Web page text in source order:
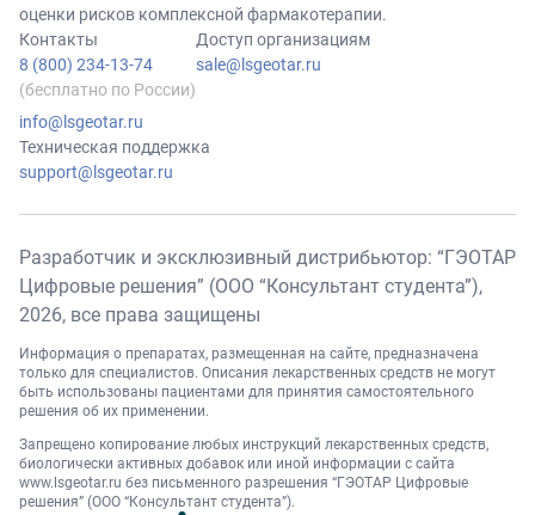
оценки рисков комплексной фармакотерапии.
Контакты
8 (800) 234-13-74
(бесплатно по России)
info@lsgeotar.ru
Доступ организациям
sale@lsgeotar.ru
Техническая поддержка
support@lsgeotar.ru
Разработчик и эксклюзивный дистрибьютор: “ГЭОТАР
Цифровые решения” (ООО “Консультант студента”),
2026, все права защищены
Информация о препаратах, размещенная на сайте, предназначена
только для специалистов. Описания лекарственных средств не могут
быть использованы пациентами для принятия самостоятельного
решения об их применении.
Запрещено копирование любых инструкций лекарственных средств,
биологически активных добавок или иной информации с сайта
www.lsgeotar.ru без письменного разрешения “ГЭОТАР Цифровые
решения” (ООО “Консультант студента”).